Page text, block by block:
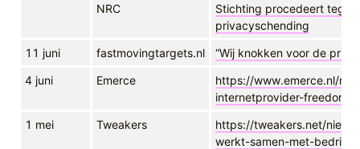
NRC
Stichting procedeert
privacyschending
11 juni
fastmovingtargets.nl
“Wij knokken voor de
4 juni
Emerce
https://www.emerce.nl/
internetprovider-freedom
1 mei
Tweakers
https://tweakers.net/
werkt-samen-met-bedrijf-